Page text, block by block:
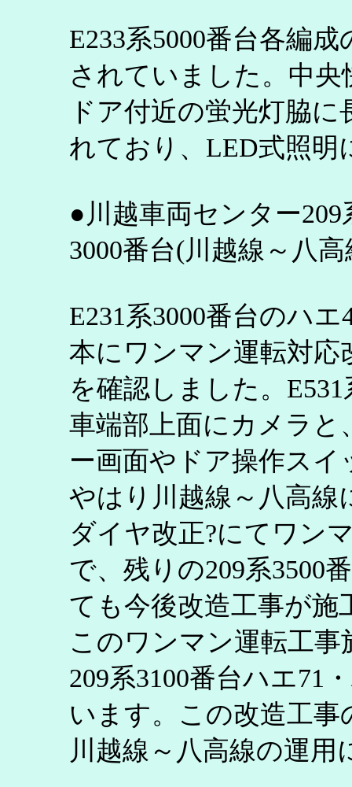
E233系5000番台各編
されていました。中央
ドア付近の蛍光灯脇
れており、LED式照明
●川越車両センター209
3000番台(川越線～八高
E231系3000番台のハ
本にワンマン運転対
を確認しました。
車端部上面にカメラと
ー画面やドア操作ス
やはり川越線～八高線
ダイヤ改正?にてワン
で、残りの209系3500
ても今後改造工事が
このワンマン運転工
209系3100番台ハエ71
います。この改造工
川越線～八高線の運